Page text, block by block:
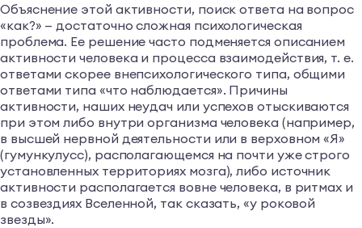
Объяснение этой активности, поиск ответа на вопрос
«как?» — достаточно сложная психологическая
проблема. Ее решение часто подменяется описанием
активности человека и процесса взаимодействия, т. е.
ответами скорее внепсихологического типа, общими
ответами типа «что наблюдается». Причины
активности, наших неудач или успехов отыскиваются
при этом либо внутри организма человека (например,
в высшей нервной деятельности или в верховном «Я»
(гумункулусс), располагающемся на почти уже строго
установленных территориях мозга), либо источник
активности располагается вовне человека, в ритмах и
в созвездиях Вселенной, так сказать, «у роковой
звезды».